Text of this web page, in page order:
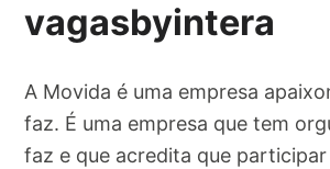
vagasbyintera
A Movida é uma empresa
faz. É uma empresa que tem
faz e que acredita que